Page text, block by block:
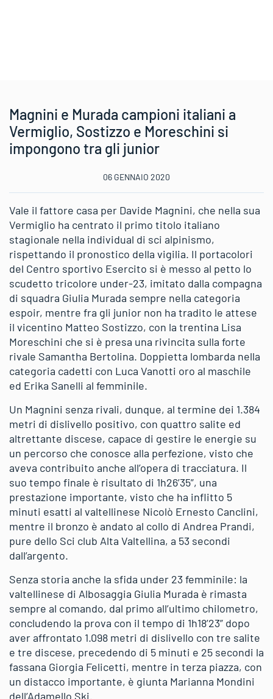
Magnini e Murada campioni italiani a
Vermiglio, Sostizzo e Moreschini si
impongono tra gli junior
06 GENNAIO 2020
Vale il fattore casa per Davide Magnini, che nella sua
Vermiglio ha centrato il primo titolo italiano
stagionale nella individual di sci alpinismo,
rispettando il pronostico della vigilia. Il portacolori
del Centro sportivo Esercito si è messo al petto lo
scudetto tricolore under-23, imitato dalla compagna
di squadra Giulia Murada sempre nella categoria
espoir, mentre fra gli junior non ha tradito le attese
il vicentino Matteo Sostizzo, con la trentina Lisa
Moreschini che si è presa una rivincita sulla forte
rivale Samantha Bertolina. Doppietta lombarda nella
categoria cadetti con Luca Vanotti oro al maschile
ed Erika Sanelli al femminile.
Un Magnini senza rivali, dunque, al termine dei 1.384
metri di dislivello positivo, con quattro salite ed
altrettante discese, capace di gestire le energie su
un percorso che conosce alla perfezione, visto che
aveva contribuito anche all’opera di tracciatura. Il
suo tempo finale è risultato di 1h26’35”, una
prestazione importante, visto che ha inflitto 5
minuti esatti al valtellinese Nicolò Ernesto Canclini,
mentre il bronzo è andato al collo di Andrea Prandi,
pure dello Sci club Alta Valtellina, a 53 secondi
dall’argento.
Senza storia anche la sfida under 23 femminile: la
valtellinese di Albosaggia Giulia Murada è rimasta
sempre al comando, dal primo all’ultimo chilometro,
concludendo la prova con il tempo di 1h18’23” dopo
aver affrontato 1.098 metri di dislivello con tre salite
e tre discese, precedendo di 5 minuti e 25 secondi la
fassana Giorgia Felicetti, mentre in terza piazza, con
un distacco importante, è giunta Marianna Mondini
dell’Adamello Ski.